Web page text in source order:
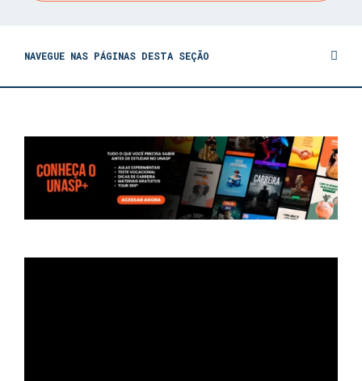
NAVEGUE NAS PÁGINAS DESTA SEÇÃO